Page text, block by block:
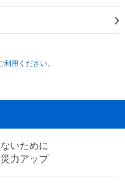
用ください。
いために
力アップ